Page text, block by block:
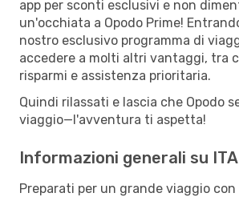
app per sconti esclusivi e non
un'occhiata a Opodo Prime!
nostro esclusivo programma di
accedere a molti altri vantaggi, tra
risparmi e assistenza prioritaria.
Quindi rilassati e lascia che Opodo
viaggio—l'avventura ti aspetta!
Informazioni generali su
Preparati per un grande viaggio con